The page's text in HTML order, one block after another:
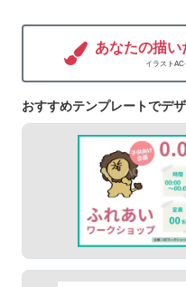
あなたの描
イラスト
おすすめテンプレートでデ